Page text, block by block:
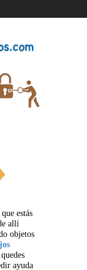
que estás
allí
objetos
ayuda